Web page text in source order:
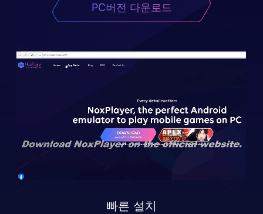
PC버전 다운로드
빠른 설치